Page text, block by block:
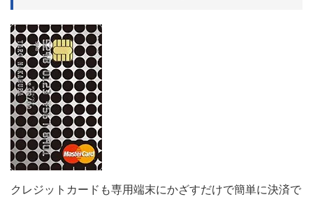
クレジットカードも専用端末にかざすだけで簡単に決済で